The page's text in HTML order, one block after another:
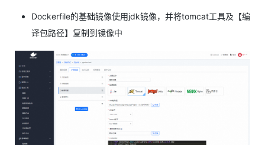
Dockerfile的基础镜像使用jdk镜像，并将tomcat工具及【编
译包路径】复制到镜像中